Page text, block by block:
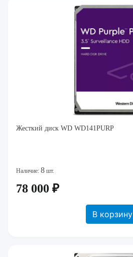
Жесткий диск WD WD141PURP
Наличие: 8 шт.
78 000 ₽
В корзину